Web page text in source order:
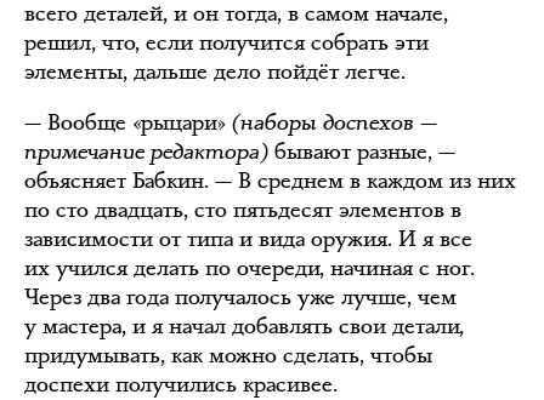
всего деталей, и он тогда, в самом начале,
решил, что, если получится собрать эти
элементы, дальше дело пойдёт легче.
— Вообще «рыцари» (наборы доспехов —
примечание редактора) бывают разные, —
объясняет Бабкин. — В среднем в каждом из них
по сто двадцать, сто пятьдесят элементов в
зависимости от типа и вида оружия. И я все
их учился делать по очереди, начиная с ног.
Через два года получалось уже лучше, чем
у мастера, и я начал добавлять свои детали,
придумывать, как можно сделать, чтобы
доспехи получились красивее.